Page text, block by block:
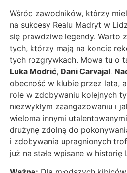
Wśród zawodników, którzy
na sukcesy Realu Madryt w
się prawdziwe legendy. Warto
tych, którzy mają na koncie
tych rozgrywkach. Mowa tu o
Luka Modrić, Dani Carvajal,
obecność w klubie przez lata,
role w zdobywaniu kolejnych
niezwykłym zaangażowaniu i
wieloma innymi
drużynę zdolną do
i zdobywania upragnionych
już na stałe wpisane w historię